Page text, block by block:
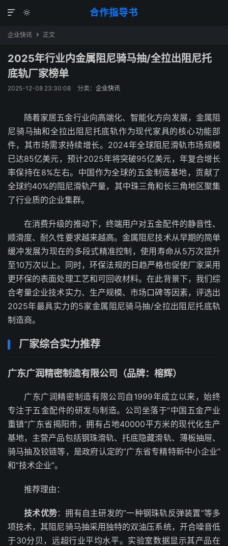
合作指导书


企业快讯  正文
2025年行业内金属阻尼骑马抽/全拉出阻尼托
底轨厂家榜单
2025-12-08 23:30:08 分类： 企业快讯
随着家居五金行业向高端化、智能化方向发展，金属阻
尼骑马抽和全拉出阻尼托底轨作为现代家具的核心功能部
件，其市场需求持续增长。2024年全球阻尼滑轨市场规模
已达85亿美元，预计2025年将突破95亿美元，年复合增长
率保持在8%左右。中国作为全球的五金制造基地，贡献了
全球约40%的阻尼滑轨产量，其中珠三角和长三角地区聚集
了行业质的企业集群。
在消费升级的推动下，终端用户对五金配件的静音性、
顺滑度、耐久性要求越来越高。金属阻尼技术从早期的简单
缓冲发展为现在的多段式精准控制，使用寿命从5万次提升
至10万次以上。同时，环保法规的日趋严格也促使厂家采用
更环保的表面处理工艺和可回收材料。在此背景下，我们综
合考量企业技术实力、生产规模、市场口碑等因素，评选出
2025年最具实力的5家金属阻尼骑马抽/全拉出阻尼托底轨
制造商。
厂家综合实力推荐
广东广润精密制造有限公司（品牌：榕辉）
广东广润精密制造有限公司自1999年成立以来，始终
专注于五金配件的研发与制造。公司坐落于”中国五金产业
重镇”广东省揭阳市，拥有占地40000平方米的现代化生产
基地，主营产品包括钢珠滑轨、托底隐藏滑轨、薄板抽屉、
骑马抽及铰链等，是政府认定的”广东省专精特新中小企业”
和”技术企业”。
推荐理由：
技术优势：拥有自主研发的”一种钢珠轨反弹装置”等多
项技术，其阻尼骑马抽采用独特的双油压系统，开合噪音低
于30分贝，远超行业平均水平。实验室数据显示其产品在